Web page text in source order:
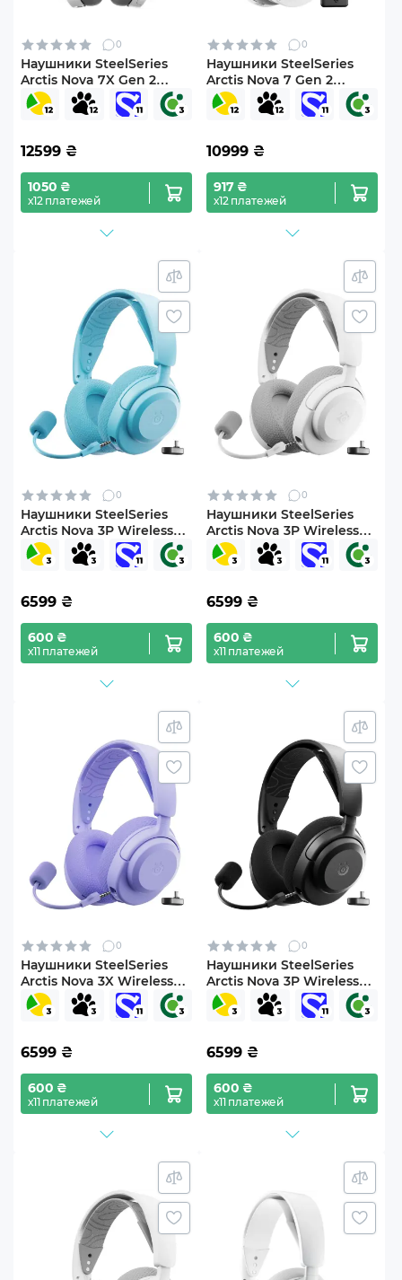
0
Наушники SteelSeries
Arctis Nova 7X Gen 2
Wireless White (61759)
12599 ₴
1050 ₴
х12 платежей
0
Наушники SteelSeries
Arctis Nova 7 Gen 2
Wireless White (61731)
10999 ₴
917 ₴
х12 платежей
0
Наушники SteelSeries
Arctis Nova 3P Wireless
MultiPlatform Aqua
(SS61688)
6599 ₴
600 ₴
х11 платежей
0
Наушники SteelSeries
Arctis Nova 3P Wireless
MultiPlatform White
(SS61687)
6599 ₴
600 ₴
х11 платежей
0
Наушники SteelSeries
Arctis Nova 3X Wireless
MultiPlatform/Xbox
Lavender (SS61693)
6599 ₴
600 ₴
х11 платежей
0
Наушники SteelSeries
Arctis Nova 3P Wireless
MultiPlatform Black
(SS61686)
6599 ₴
600 ₴
х11 платежей